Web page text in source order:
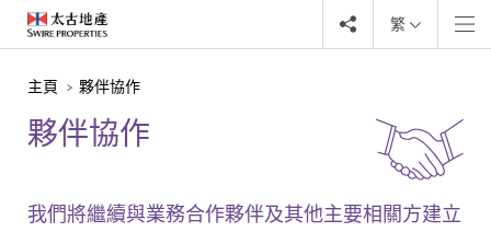
繁
主頁 夥伴協作
夥伴協作
我們將繼續與業務合作夥伴及其他主要相關方建立